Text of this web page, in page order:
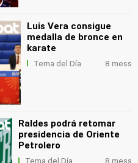
Luis Vera consigue
medalla de bronce en
karate
Tema del Día 8 mess
Raldes podrá retomar
presidencia de Oriente
Petrolero
Tema del Día 8 mess